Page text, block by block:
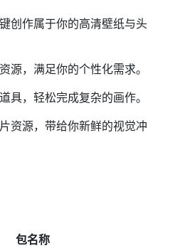
创作属于你的高清壁纸与头
源，满足你的个性化需求。
具，轻松完成复杂的画作。
资源，带给你新鲜的视觉冲
包名称